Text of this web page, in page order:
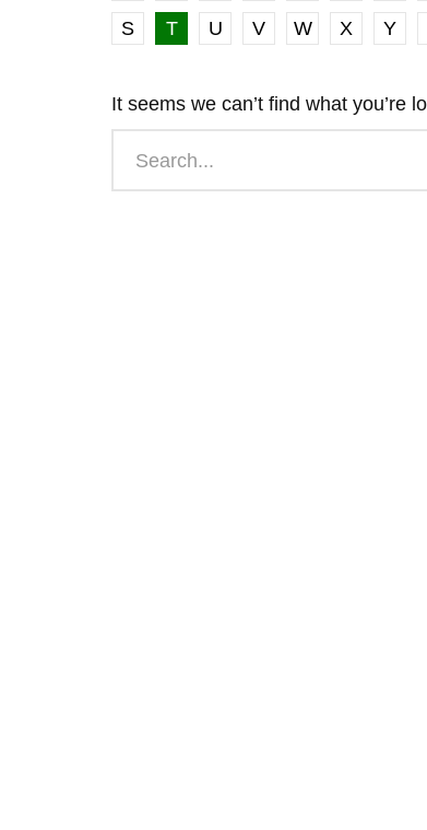
S
T U V W X Y
It seems we can’t find what you’re